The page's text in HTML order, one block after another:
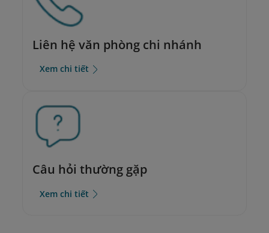
Liên hệ văn phòng chi nhánh
Xem chi tiết
Câu hỏi thường gặp
Xem chi tiết